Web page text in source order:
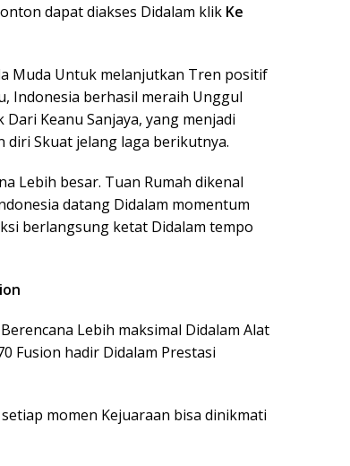
dapat diakses Didalam klik Ke
Muda Untuk melanjutkan Tren positif
Indonesia berhasil meraih Unggul
Keanu Sanjaya, yang menjadi
diri Skuat jelang laga berikutnya.
Lebih besar. Tuan Rumah dikenal
datang Didalam momentum
berlangsung ketat Didalam tempo
Lebih maksimal Didalam Alat
Fusion hadir Didalam Prestasi
momen Kejuaraan bisa dinikmati